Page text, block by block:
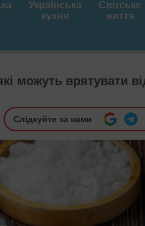
Українська
кухня
Світське
життя
можуть врятувати
Слідкуйте за нами